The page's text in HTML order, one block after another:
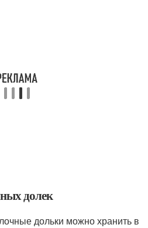
долек
дольки можно хранить в